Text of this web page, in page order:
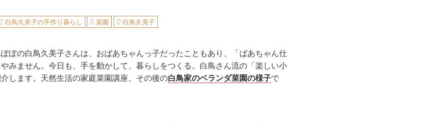
白鳥久美子の手作り暮らし 菜園 白鳥久美子
ぽの白鳥久美子さんは、おばあちゃんっ子だったこともあり、「ばあちゃん仕
みません。今日も、手を動かして、暮らしをつくる。白鳥さん流の「楽しい小
します。天然生活の家庭菜園講座、その後の白鳥家のベランダ菜園の様子で